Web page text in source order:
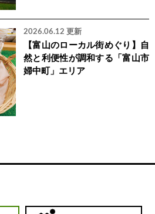
2026.06.12 更新
【富山のローカル街めぐり】自
然と利便性が調和する「富山市
婦中町」エリア